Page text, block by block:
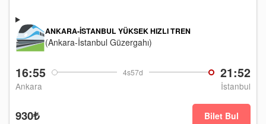
16:55 4s57d 21:52
Ankara İstanbul
ANKARA-İSTANBUL YÜKSEK HIZLI TREN
(Ankara-İstanbul Güzergahı)
930₺ Bilet Bul